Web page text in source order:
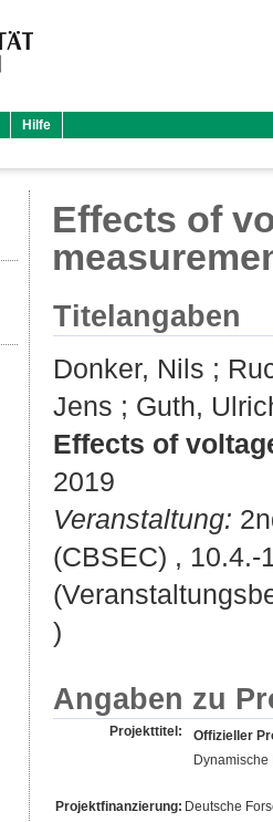
Hilfe
Effects of
Titelangaben
Donker, Nils ;
Jens ; Guth,
Effects of
2019
Veranstaltung:
(CBSEC) , 10.4.-
)
Angaben zu
Projekttitel:
Offizieller
Projektfinanzierung: Deutsche